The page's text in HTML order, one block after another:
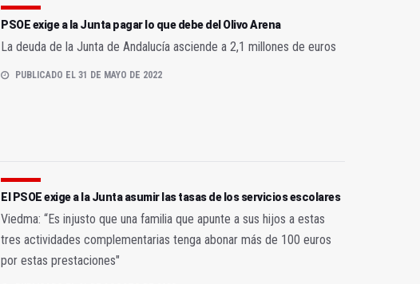
PSOE exige a la Junta pagar lo que debe del Olivo Arena
La deuda de la Junta de Andalucía asciende a 2,1 millones de euros
PUBLICADO EL 31 DE MAYO DE 2022
El PSOE exige a la Junta asumir las tasas de los servicios escolares
Viedma: “Es injusto que una familia que apunte a sus hijos a estas
tres actividades complementarias tenga abonar más de 100 euros
por estas prestaciones"